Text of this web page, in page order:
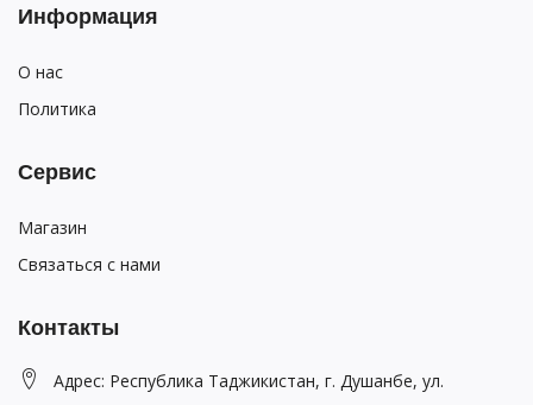
Информация
О нас
Политика
Сервис
Магазин
Связаться с нами
Контакты
Адрес: Республика Таджикистан, г. Душанбе, ул.